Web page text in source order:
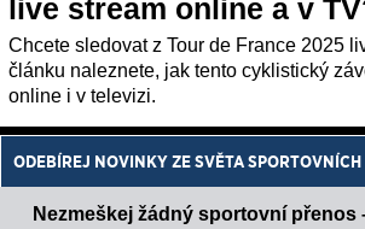
live stream online a v
Chcete sledovat z Tour de France 2025
článku naleznete, jak tento cyklistický
online i v televizi.
ODEBÍREJ NOVINKY ZE SVĚTA
Nezmeškej žádný sportovní přenos